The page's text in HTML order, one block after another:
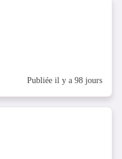
Publiée il y a 98 jours